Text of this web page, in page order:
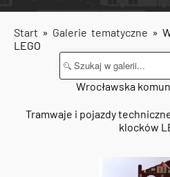
Start » Galerie tematyczne »
LEGO
Wrocławska
Tramwaje i pojazdy
klocków